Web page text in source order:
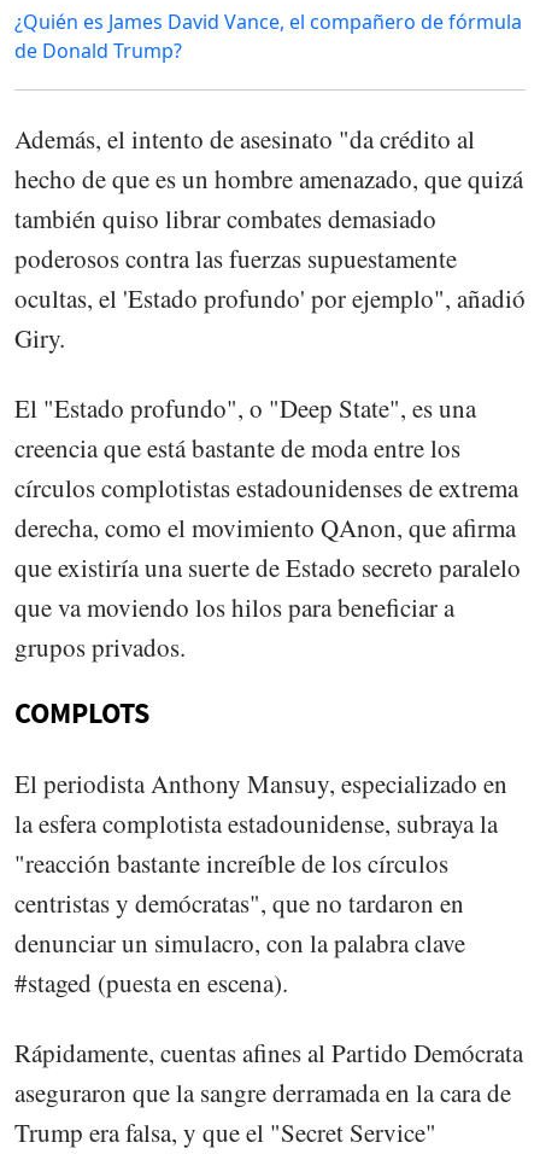
¿Quién es James David Vance, el compañero de fórmula
de Donald Trump?
Además, el intento de asesinato "da crédito al
hecho de que es un hombre amenazado, que quizá
también quiso librar combates demasiado
poderosos contra las fuerzas supuestamente
ocultas, el 'Estado profundo' por ejemplo", añadió
Giry.
El "Estado profundo", o "Deep State", es una
creencia que está bastante de moda entre los
círculos complotistas estadounidenses de extrema
derecha, como el movimiento QAnon, que afirma
que existiría una suerte de Estado secreto paralelo
que va moviendo los hilos para beneficiar a
grupos privados.
COMPLOTS
El periodista Anthony Mansuy, especializado en
la esfera complotista estadounidense, subraya la
"reacción bastante increíble de los círculos
centristas y demócratas", que no tardaron en
denunciar un simulacro, con la palabra clave
#staged (puesta en escena).
Rápidamente, cuentas afines al Partido Demócrata
aseguraron que la sangre derramada en la cara de
Trump era falsa, y que el "Secret Service"